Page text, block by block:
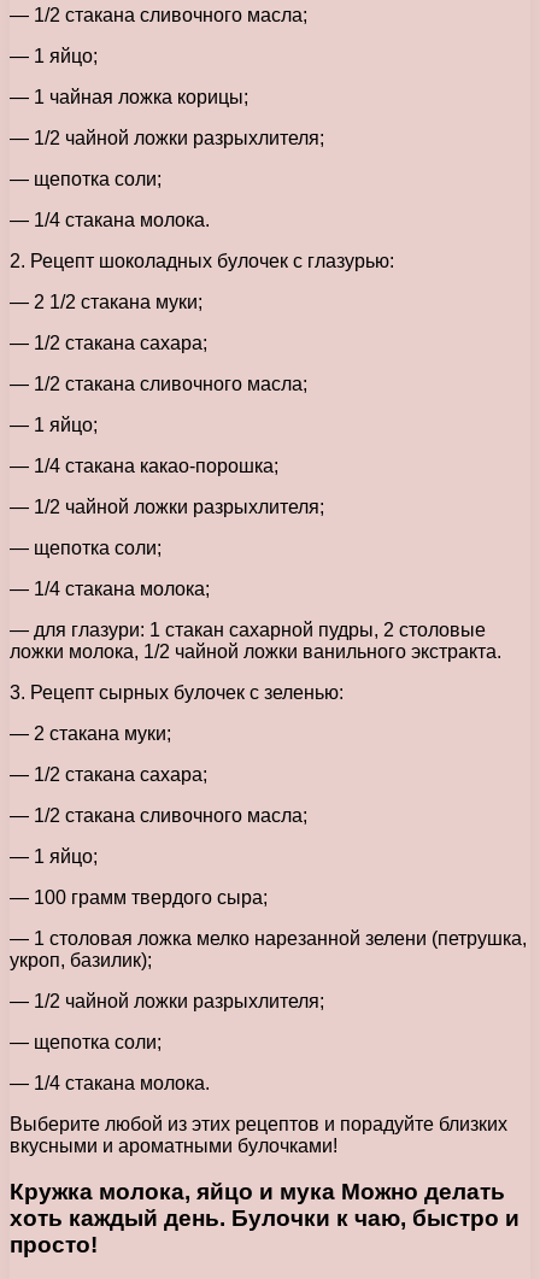
— 1/2 стакана сливочного масла;
— 1 яйцо;
— 1 чайная ложка корицы;
— 1/2 чайной ложки разрыхлителя;
— щепотка соли;
— 1/4 стакана молока.
2. Рецепт шоколадных булочек с глазурью:
— 2 1/2 стакана муки;
— 1/2 стакана сахара;
— 1/2 стакана сливочного масла;
— 1 яйцо;
— 1/4 стакана какао-порошка;
— 1/2 чайной ложки разрыхлителя;
— щепотка соли;
— 1/4 стакана молока;
— для глазури: 1 стакан сахарной пудры, 2 столовые
ложки молока, 1/2 чайной ложки ванильного экстракта.
3. Рецепт сырных булочек с зеленью:
— 2 стакана муки;
— 1/2 стакана сахара;
— 1/2 стакана сливочного масла;
— 1 яйцо;
— 100 грамм твердого сыра;
— 1 столовая ложка мелко нарезанной зелени (петрушка,
укроп, базилик);
— 1/2 чайной ложки разрыхлителя;
— щепотка соли;
— 1/4 стакана молока.
Выберите любой из этих рецептов и порадуйте близких
вкусными и ароматными булочками!
Кружка молока, яйцо и мука Можно делать
хоть каждый день. Булочки к чаю, быстро и
просто!